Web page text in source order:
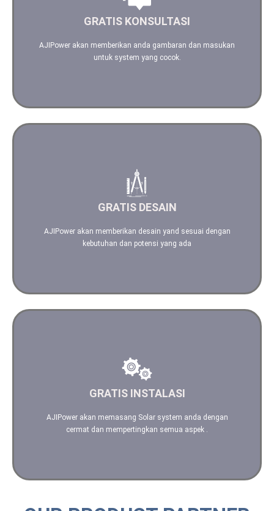
GRATIS KONSULTASI
AJIPower akan memberikan anda gambaran dan masukan
untuk system yang cocok.
Hubungi kami
GRATIS DESAIN
AJIPower akan memberikan desain yand sesuai dengan
kebutuhan dan potensi yang ada
Dengan Software, Teknologi yang terbaru dan canggih kami
akan berikan ilustrasi desain yang terbaik
Hubungi kami
GRATIS INSTALASI
AJIPower akan memasang Solar system anda dengan
cermat dan mempertingkan semua aspek .
Kami akan mempertimbangkan segala aspek dalam
menginstalasi Solar System Anda
Hubungi kami